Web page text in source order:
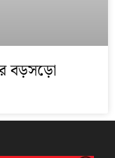
বড়সড়ো